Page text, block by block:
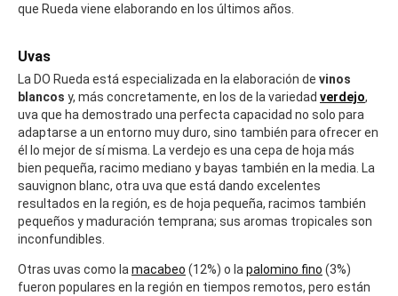
que Rueda viene elaborando en los últimos años.
Uvas
La DO Rueda está especializada en la elaboración de vinos
blancos y, más concretamente, en los de la variedad verdejo,
uva que ha demostrado una perfecta capacidad no solo para
adaptarse a un entorno muy duro, sino también para ofrecer en
él lo mejor de sí misma. La verdejo es una cepa de hoja más
bien pequeña, racimo mediano y bayas también en la media. La
sauvignon blanc, otra uva que está dando excelentes
resultados en la región, es de hoja pequeña, racimos también
pequeños y maduración temprana; sus aromas tropicales son
inconfundibles.
Otras uvas como lamacabeo (12%) o lapalomino fino (3%)
fueron populares en la región en tiempos remotos, pero están